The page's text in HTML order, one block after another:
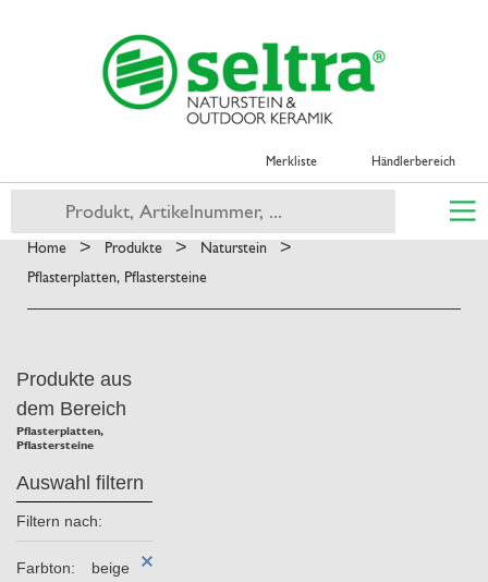
Merkliste Händlerbereich
Home > Produkte > Naturstein >
Pflasterplatten, Pflastersteine
Produkte aus
dem Bereich
Pflasterplatten,
Pflastersteine
Auswahl filtern
Filtern nach:
Farbton: beige